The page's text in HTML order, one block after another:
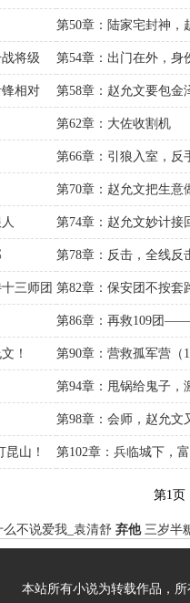
第50章：陆家宅封神，
将级 第54章：出门在外，身
相对 第58章：赵允文要包金
第62章：大佐收割机
第66章：引狼入室，反
第70章：赵允文把生意
第74章：赵允文妙计接
第78章：反击，全线反
三师团 第82章：保安团不按套
击？
第86章：再救109团——
！ 第90章：营救孤军营（1
第94章：甩锅给鬼子，
第98章：会师，赵允文
山！ 第102章：兵临城下，
第1页
么不说爱我_袁清舒 弃他 三岁半
本站所有小说为转载作品，